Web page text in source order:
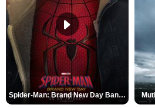
Spider-Man: Brand New Day Bande-annonce VO STFR